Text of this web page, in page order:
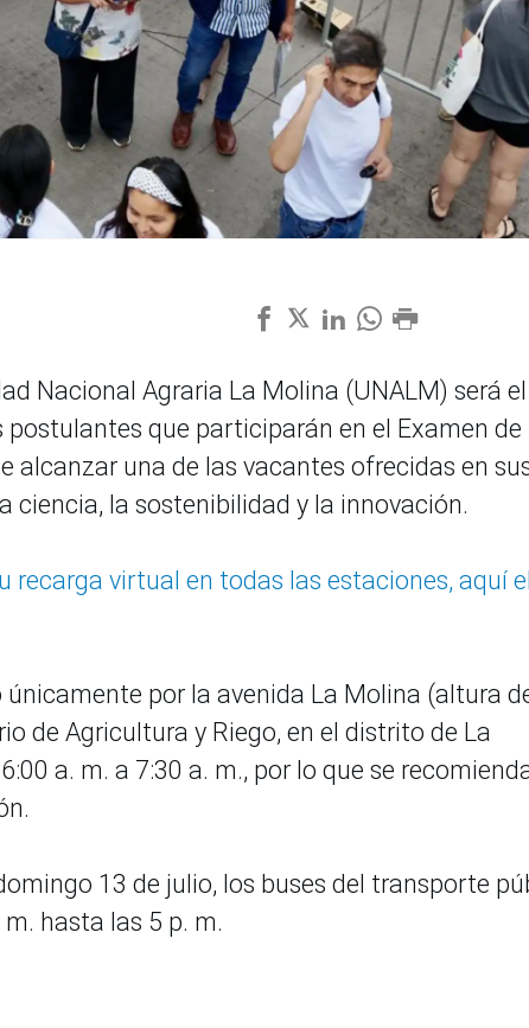
Nacional Agraria La Molina (UNALM) será el
que participarán en el Examen de
alcanzar una de las vacantes ofrecidas en
ciencia, la sostenibilidad y la innovación.
recarga virtual en todas las estaciones, aquí el
por la avenida La Molina (altura
de Agricultura y Riego, en el distrito de La
a. m. a 7:30 a. m., por lo que se
13 de julio, los buses del transporte
hasta las 5 p. m.